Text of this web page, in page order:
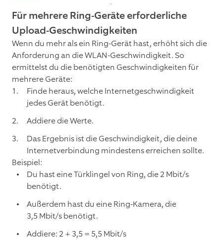
Für mehrere Ring-Geräte erforderliche
Upload-Geschwindigkeiten
Wenn du mehr als ein Ring-Gerät hast, erhöht sich die
Anforderung an die WLAN-Geschwindigkeit. So
ermittelst du die benötigten Geschwindigkeiten für
mehrere Geräte:
Finde heraus, welche Internetgeschwindigkeit
jedes Gerät benötigt.
Addiere die Werte.
Das Ergebnis ist die Geschwindigkeit, die deine
Internetverbindung mindestens erreichen sollte.
Beispiel:
Du hast eine Türklingel von Ring, die 2 Mbit/s
benötigt.
Außerdem hast du eine Ring-Kamera, die
3,5 Mbit/s benötigt.
Addiere: 2 + 3,5 = 5,5 Mbit/s